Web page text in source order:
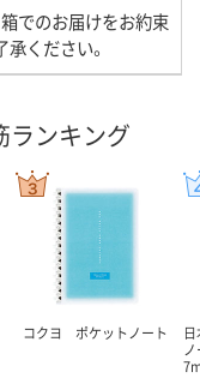
箱でのお届けをお約束
ください。
ランキング
コクヨ ポケットノート